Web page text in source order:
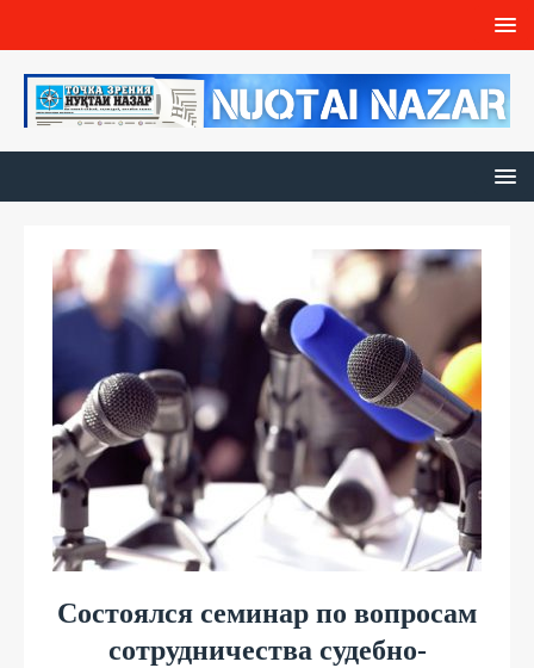
Состоялся семинар по вопросам
сотрудничества судебно-